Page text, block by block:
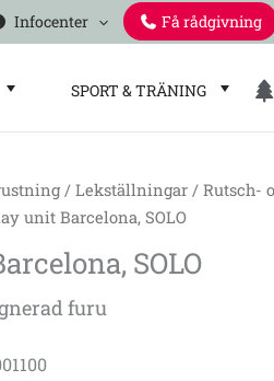
Infocenter Få rådgivning
SPORT & TRÄNING
/Lekställningar /Rutsch-
unit Barcelona, SOLO
SOLO
furu